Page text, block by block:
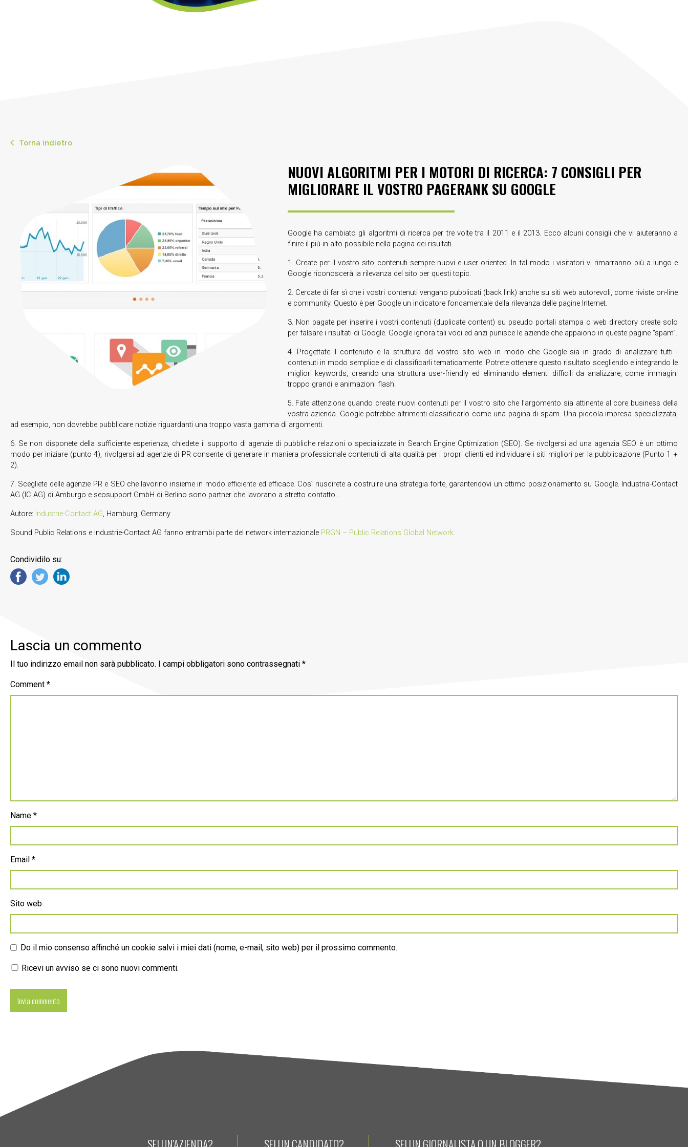
Torna indietro
NUOVI ALGORITMI PER I MOTORI DI RICERCA: 7 CONSIGLI PER
MIGLIORARE IL VOSTRO PAGERANK SU GOOGLE
Google ha cambiato gli algoritmi di ricerca per tre volte tra il 2011 e il 2013. Ecco alcuni consigli che vi aiuteranno a
finire il più in alto possibile nella pagina dei risultati.
1. Create per il vostro sito contenuti sempre nuovi e user oriented. In tal modo i visitatori vi rimarranno più a lungo e
Google riconoscerà la rilevanza del sito per questi topic.
2. Cercate di far sì che i vostri contenuti vengano pubblicati (back link) anche su siti web autorevoli, come riviste on-line
e community. Questo è per Google un indicatore fondamentale della rilevanza delle pagine Internet.
3. Non pagate per inserire i vostri contenuti (duplicate content) su pseudo portali stampa o web directory create solo
per falsare i risultati di Google. Google ignora tali voci ed anzi punisce le aziende che appaiono in queste pagine “spam”.
4. Progettate il contenuto e la struttura del vostro sito web in modo che Google sia in grado di analizzare tutti i
contenuti in modo semplice e di classificarli tematicamente. Potrete ottenere questo risultato scegliendo e integrando le
migliori keywords, creando una struttura user-friendly ed eliminando elementi difficili da analizzare, come immagini
troppo grandi e animazioni flash.
5. Fate attenzione quando create nuovi contenuti per il vostro sito che l’argomento sia attinente al core business della
vostra azienda. Google potrebbe altrimenti classificarlo come una pagina di spam. Una piccola impresa specializzata,
ad esempio, non dovrebbe pubblicare notizie riguardanti una troppo vasta gamma di argomenti.
6. Se non disponete della sufficiente esperienza, chiedete il supporto di agenzie di pubbliche relazioni o specializzate in Search Engine Optimization (SEO). Se rivolgersi ad una agenzia SEO è un ottimo
modo per iniziare (punto 4), rivolgersi ad agenzie di PR consente di generare in maniera professionale contenuti di alta qualità per i propri clienti ed individuare i siti migliori per la pubblicazione (Punto 1 +
2).
7. Scegliete delle agenzie PR e SEO che lavorino insieme in modo efficiente ed efficace. Così riuscirete a costruire una strategia forte, garantendovi un ottimo posizionamento su Google. Industria-Contact
AG (IC AG) di Amburgo e seosupport GmbH di Berlino sono partner che lavorano a stretto contatto..
Autore: Industrie-Contact AG, Hamburg, Germany
Sound Public Relations e Industrie-Contact AG fanno entrambi parte del network internazionale PRGN – Public Relations Global Network.
Condividilo su:
Lascia un commento
Il tuo indirizzo email non sarà pubblicato. I campi obbligatori sono contrassegnati *
Comment *
Name *
Email *
Sito web
Do il mio consenso affinché un cookie salvi i miei dati (nome, e-mail, sito web) per il prossimo commento.
Ricevi un avviso se ci sono nuovi commenti.